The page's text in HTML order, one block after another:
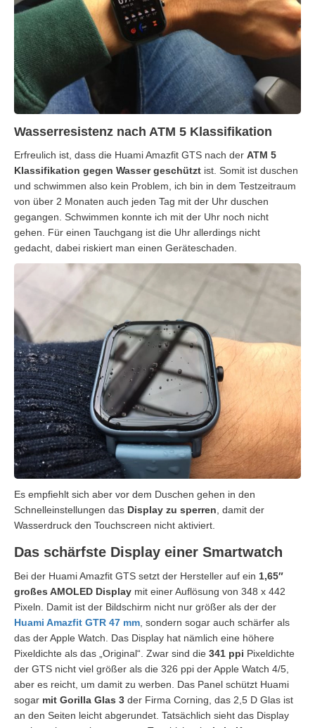
Wasserresistenz nach ATM 5 Klassifikation
Erfreulich ist, dass die Huami Amazfit GTS nach der ATM 5
Klassifikation gegen Wasser geschützt ist. Somit ist duschen
und schwimmen also kein Problem, ich bin in dem Testzeitraum
von über 2 Monaten auch jeden Tag mit der Uhr duschen
gegangen. Schwimmen konnte ich mit der Uhr noch nicht
gehen. Für einen Tauchgang ist die Uhr allerdings nicht
gedacht, dabei riskiert man einen Geräteschaden.
Es empfiehlt sich aber vor dem Duschen gehen in den
Schnelleinstellungen das Display zu sperren , damit der
Wasserdruck den Touchscreen nicht aktiviert.
Das schärfste Display einer Smartwatch
Bei der Huami Amazfit GTS setzt der Hersteller auf ein 1,65″
großes AMOLED Display mit einer Auflösung von 348 x 442
Pixeln. Damit ist der Bildschirm nicht nur größer als der der
Huami Amazfit GTR 47 mm , sondern sogar auch schärfer als
das der Apple Watch. Das Display hat nämlich eine höhere
Pixeldichte als das „Original“. Zwar sind die 341 ppi Pixeldichte
der GTS nicht viel größer als die 326 ppi der Apple Watch 4/5,
aber es reicht, um damit zu werben. Das Panel schützt Huami
sogar mit Gorilla Glas 3 der Firma Corning, das 2,5 D Glas ist
an den Seiten leicht abgerundet. Tatsächlich sieht das Display